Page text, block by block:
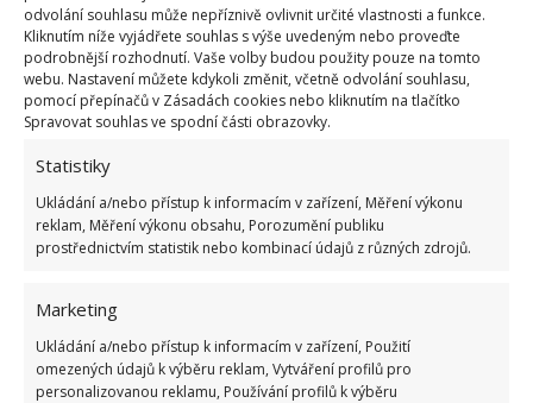
odvolání souhlasu může nepříznivě ovlivnit určité vlastnosti a funkce.
Kliknutím níže vyjádřete souhlas s výše uvedeným nebo proveďte
podrobnější rozhodnutí. Vaše volby budou použity pouze na tomto
webu. Nastavení můžete kdykoli změnit, včetně odvolání souhlasu,
pomocí přepínačů v Zásadách cookies nebo kliknutím na tlačítko
Spravovat souhlas ve spodní části obrazovky.
Statistiky
Ukládání a/nebo přístup k informacím v zařízení, Měření výkonu
reklam, Měření výkonu obsahu, Porozumění publiku
prostřednictvím statistik nebo kombinací údajů z různých zdrojů.
Marketing
Ukládání a/nebo přístup k informacím v zařízení, Použití
omezených údajů k výběru reklam, Vytváření profilů pro
personalizovanou reklamu, Používání profilů k výběru
zimní hibernace. Orchidej však nemá ráda časté
přesazování, přesazujte ji tedy jen tehdy,kdy má
viditelně málo místa, nebo ji trápí škůdci. Pokud
vidíte, že orchidej viditelně strádá, neváhejte
zasáhnout a přesadit ji kdykoliv. Nezapomeňte
přitom pořídit vhodný – pokud možno průhledný –
květináč a substrát speciálně určený pro tyto
exotické krásky.